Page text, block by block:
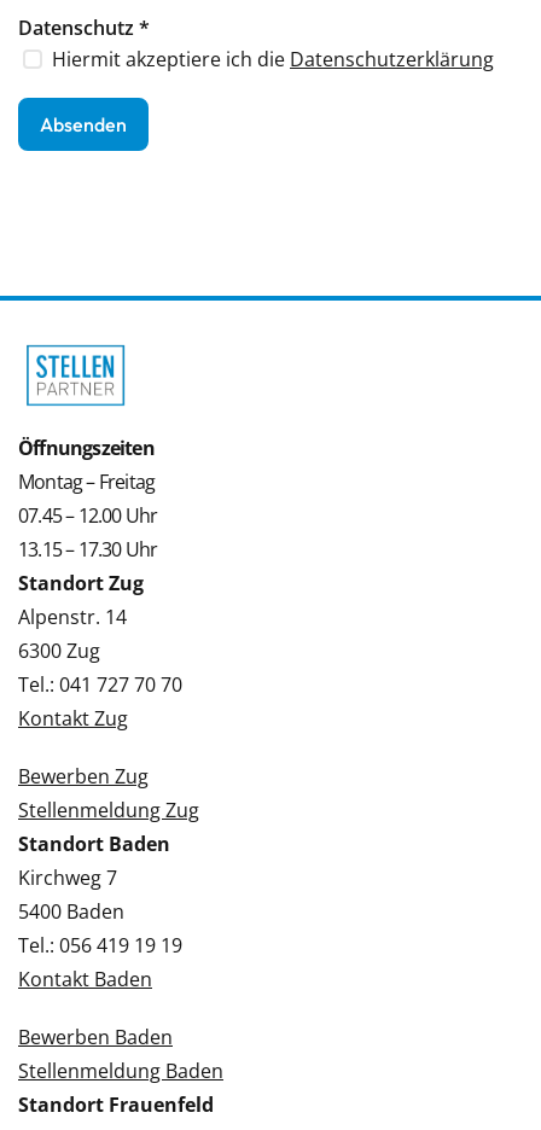
Datenschutz*
Hiermit akzeptiere ich die Datenschutzerklärung
Öffnungszeiten
Montag – Freitag
07.45 – 12.00 Uhr
13.15 – 17.30 Uhr
Standort Zug
Alpenstr. 14
6300 Zug
Tel.: 041 727 70 70
Kontakt Zug
Bewerben Zug
Stellenmeldung Zug
Standort Baden
Kirchweg 7
5400 Baden
Tel.: 056 419 19 19
Kontakt Baden
Bewerben Baden
Stellenmeldung Baden
Standort Frauenfeld